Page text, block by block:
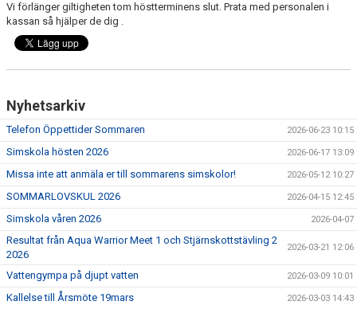
OM KLUBBEN
PM FÖR TÄVLINGAR OCH LÄGER
KALENDER
Vi förlänger giltigheten tom höstterminens slut. Prata med personalen i
kassan så hjälper de dig .
Nyhetsarkiv
Telefon Öppettider Sommaren 2026-06-23 10:15
Simskola hösten 2026 2026-06-17 13:09
Missa inte att anmäla er till sommarens simskolor! 2026-05-12 10:27
SOMMARLOVSKUL 2026 2026-04-15 12:45
Simskola våren 2026 2026-04-07
Resultat från Aqua Warrior Meet 1 och Stjärnskottstävling 2
2026
2026-03-21 12:06
Vattengympa på djupt vatten 2026-03-09 10:01
Kallelse till Årsmöte 19mars 2026-03-03 14:43